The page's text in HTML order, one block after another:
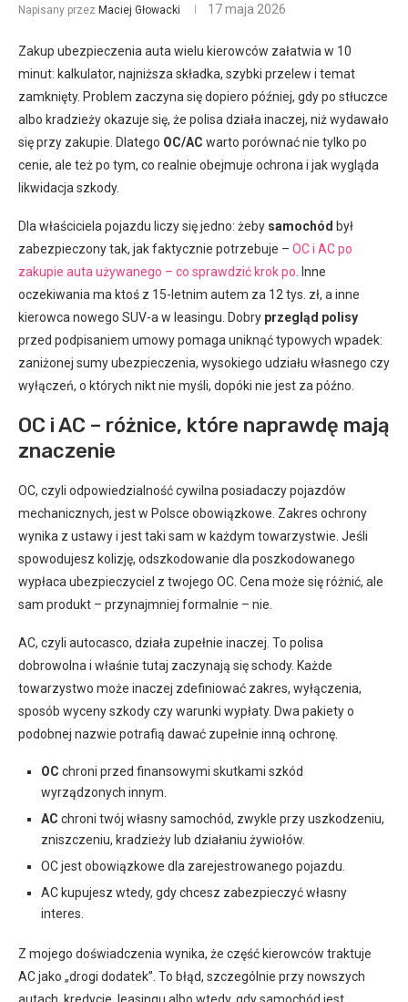
Napisany przez Maciej Głowacki 17 maja 2026
Zakup ubezpieczenia auta wielu kierowców załatwia w 10
minut: kalkulator, najniższa składka, szybki przelew i temat
zamknięty. Problem zaczyna się dopiero później, gdy po stłuczce
albo kradzieży okazuje się, że polisa działa inaczej, niż wydawało
się przy zakupie. Dlatego OC/AC warto porównać nie tylko po
cenie, ale też po tym, co realnie obejmuje ochrona i jak wygląda
likwidacja szkody.
Dla właściciela pojazdu liczy się jedno: żeby samochód był
zabezpieczony tak, jak faktycznie potrzebuje – OC i AC po
zakupie auta używanego – co sprawdzić krok po . Inne
oczekiwania ma ktoś z 15-letnim autem za 12 tys. zł, a inne
kierowca nowego SUV-a w leasingu. Dobry przegląd polisy
przed podpisaniem umowy pomaga uniknąć typowych wpadek:
zaniżonej sumy ubezpieczenia, wysokiego udziału własnego czy
wyłączeń, o których nikt nie myśli, dopóki nie jest za późno.
OC i AC – różnice, które naprawdę mają
znaczenie
OC, czyli odpowiedzialność cywilna posiadaczy pojazdów
mechanicznych, jest w Polsce obowiązkowe. Zakres ochrony
wynika z ustawy i jest taki sam w każdym towarzystwie. Jeśli
spowodujesz kolizję, odszkodowanie dla poszkodowanego
wypłaca ubezpieczyciel z twojego OC. Cena może się różnić, ale
sam produkt – przynajmniej formalnie – nie.
AC, czyli autocasco, działa zupełnie inaczej. To polisa
dobrowolna i właśnie tutaj zaczynają się schody. Każde
towarzystwo może inaczej zdefiniować zakres, wyłączenia,
sposób wyceny szkody czy warunki wypłaty. Dwa pakiety o
podobnej nazwie potrafią dawać zupełnie inną ochronę.
OC chroni przed finansowymi skutkami szkód
wyrządzonych innym.
AC chroni twój własny samochód, zwykle przy uszkodzeniu,
zniszczeniu, kradzieży lub działaniu żywiołów.
OC jest obowiązkowe dla zarejestrowanego pojazdu.
AC kupujesz wtedy, gdy chcesz zabezpieczyć własny
interes.
Z mojego doświadczenia wynika, że część kierowców traktuje
AC jako „drogi dodatek”. To błąd, szczególnie przy nowszych